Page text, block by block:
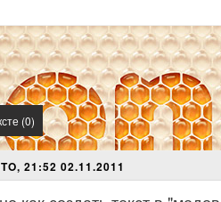
(0)
21:52 02.11.2011